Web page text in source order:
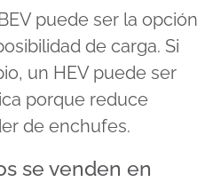
puede ser la opción
de carga. Si
un HEV puede ser
porque reduce
de enchufes.
se venden en